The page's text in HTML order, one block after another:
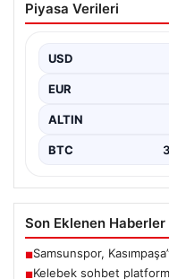
İletişimin
İnternet çağında
Piyasa Verileri
USD
EUR
ALTIN
BTC
Son Eklenen Haberler
■Samsunspor,
■Kelebek sohbet